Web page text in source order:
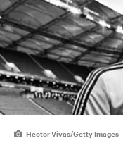
Hector Vivas/Getty Images